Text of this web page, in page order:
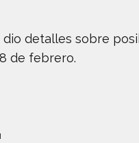
dio detalles sobre
de febrero.